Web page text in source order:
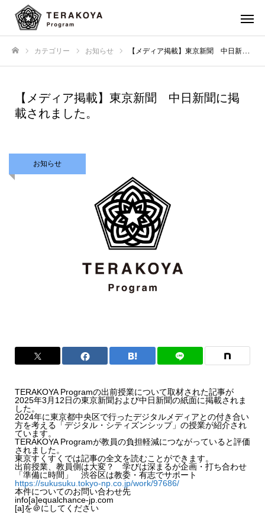
カテゴリー お知らせ 【メディア掲載】東京新聞 中日新聞に掲載されました。
【メディア掲載】東京新聞 中日新聞に掲
載されました。
お知らせ
TERAKOYA Programの出前授業について取材された記事が
2025年3月12日の東京新聞および中日新聞の紙面に掲載されま
した。
2024年に東京都中央区で行ったデジタルメディアとの付き合い
方を考える「デジタル・シティズンシップ」の授業が紹介され
ています。
TERAKOYA Programが教員の負担軽減につながっていると評価
されました。
東京すくすくでは記事の全文を読むことができます。
出前授業、教員側は大変？ 学びは深まるが企画・打ち合わせ
「準備に時間」 渋谷区は教委・有志でサポート
https://sukusuku.tokyo-np.co.jp/work/97686/
本件についてのお問い合わせ先
info[a]equalchance-jp.com
[a]を＠にしてください